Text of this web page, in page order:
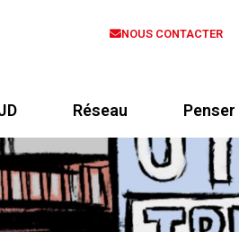
NOUS CONTACTER
Réseau Penser